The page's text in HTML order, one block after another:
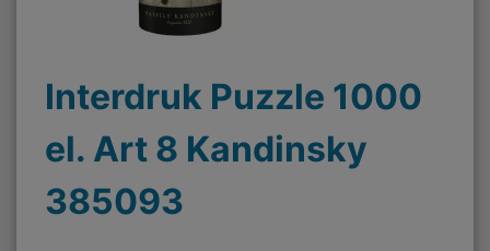
Interdruk Puzzle 1000
el. Art 8 Kandinsky
385093